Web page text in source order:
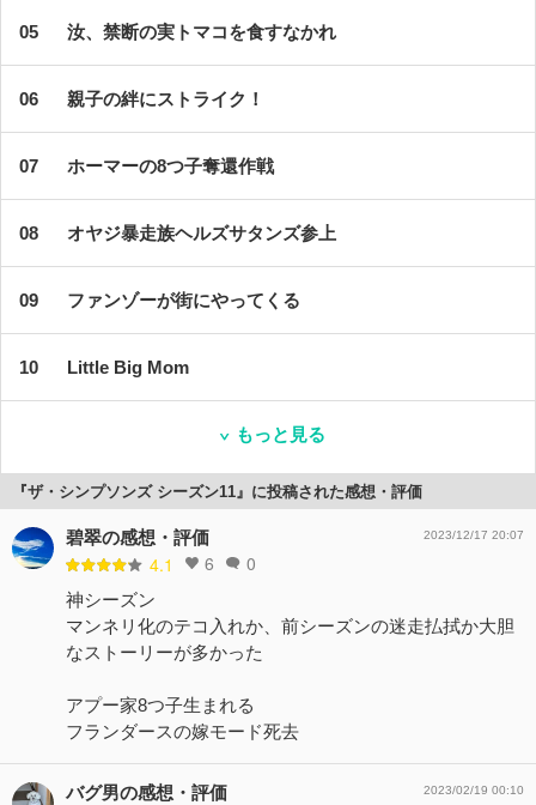
汝、禁断の実トマコを食すなかれ
親子の絆にストライク！
ホーマーの8つ子奪還作戦
オヤジ暴走族ヘルズサタンズ参上
ファンゾーが街にやってくる
Little Big Mom
もっと見る
『ザ・シンプソンズ シーズン11』に投稿された感想・評価
碧翠の感想・評価
4.1 6 0
2023/12/17 20:07
神シーズン
マンネリ化のテコ入れか、前シーズンの迷走払拭か大胆
なストーリーが多かった
アプー家8つ子生まれる
フランダースの嫁モード死去
バグ男の感想・評価 2023/02/19 00:10